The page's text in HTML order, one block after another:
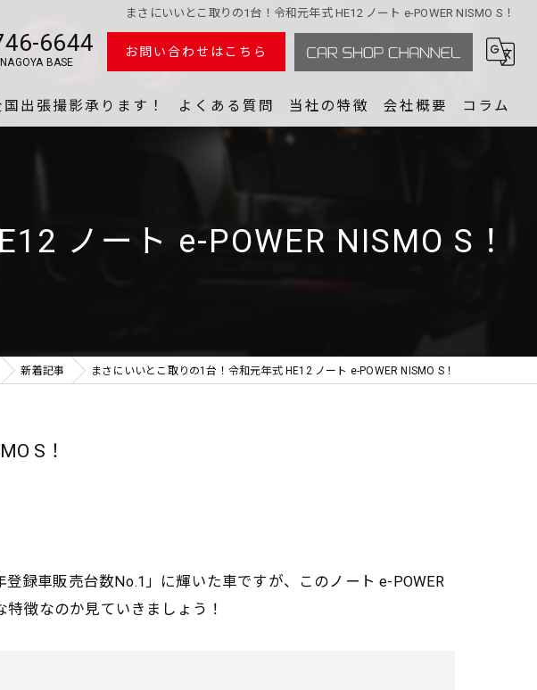
まさにいいとこ取りの1台！令和元年式 HE12 ノート e-POWER NISMO S！
6644
BASE
お問い合わせはこちら
出張撮影承ります！ よくある質問 当社の特徴
スポーツカー
会社概要
最短最効動画クリエイター Reiji.
コラム
ノート e-POWER NISMO S！
新着記事 まさにいいとこ取りの1台！令和元年式 HE12 ノート e-POWER NISMO S！
S！
録車販売台数No.1」に輝いた車ですが、このノート e-POWER
徴なのか見ていきましょう！